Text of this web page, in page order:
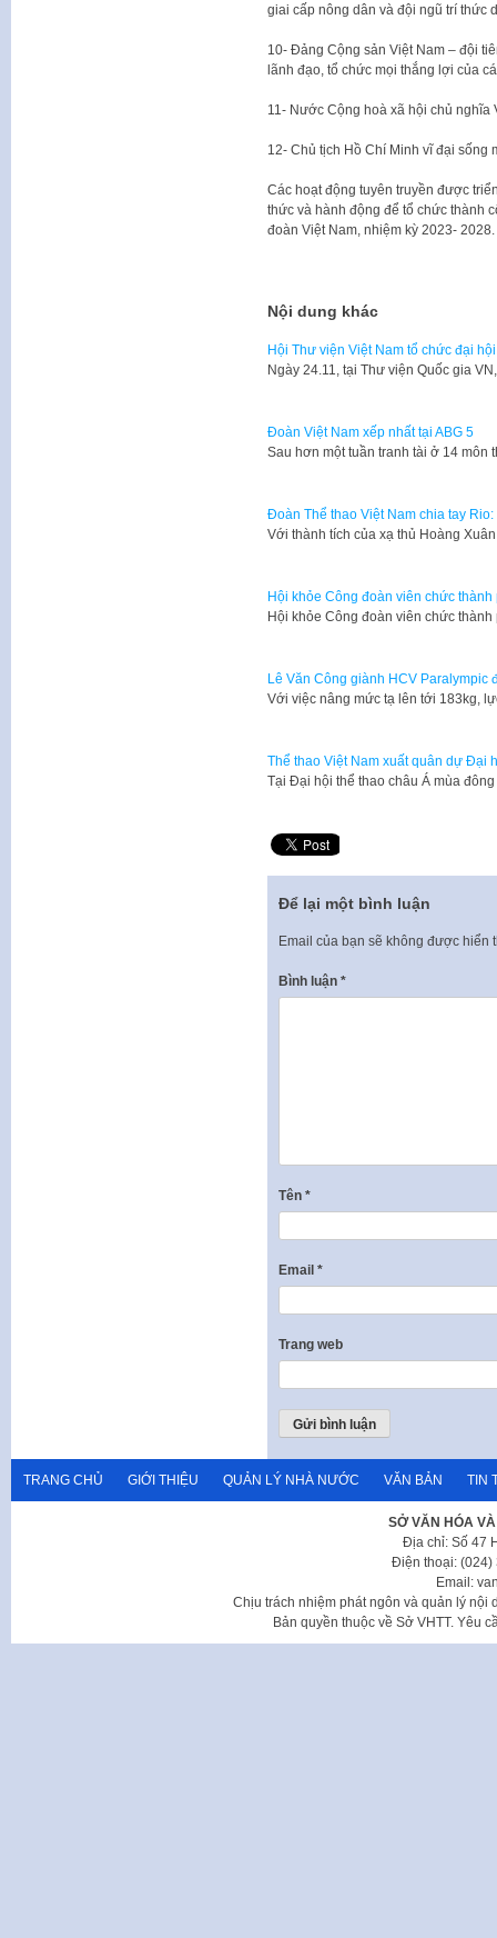
giai cấp nông dân và đội ngũ trí thức
10- Đảng Cộng sản Việt Nam – đội
lãnh đạo, tổ chức mọi thắng lợi của
11- Nước Cộng hoà xã hội chủ nghĩa
12- Chủ tịch Hồ Chí Minh vĩ đại sống
Các hoạt động tuyên truyền được
thức và hành động để tổ chức thành
đoàn Việt Nam, nhiệm kỳ 2023- 2028.
Nội dung khác
Hội Thư viện Việt Nam tổ chức đại
​Ngày 24.11, tại Thư viện Quốc gia
Đoàn Việt Nam xếp nhất tại ABG 5
Sau hơn một tuần tranh tài ở 14
Đoàn Thể thao Việt Nam chia tay
Với thành tích của xạ thủ Hoàng
Hội khỏe Công đoàn viên chức
Hội khỏe Công đoàn viên chức
Lê Văn Công giành HCV Paralympic
Với việc nâng mức tạ lên tới 183kg,
Thể thao Việt Nam xuất quân dự Đại
Tại Đại hội thể thao châu Á mùa
Để lại một bình luận
Email của bạn sẽ không được hiển
Bình luận *
Tên *
Email *
Trang web
TRANG CHỦ GIỚI THIỆU QUẢN LÝ NHÀ NƯỚC VĂN BẢN TIN
SỞ VĂN HÓA
Địa chỉ: Số 47
Điện thoại: (024)
Email:
Chịu trách nhiệm phát ngôn và quản lý nội
Bản quyền thuộc về Sở VHTT. Yêu